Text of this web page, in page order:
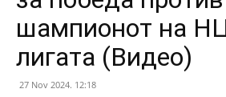
шампионот на
лигата (Видео)
27 Nov 2024. 12:18